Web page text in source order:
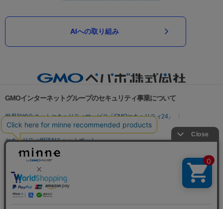
AIへの取り組み
GMOインターネットグループのセキュリティ事業について
世界初総合ネットセキュリティサービス「GMOセキュリティ24」
パスワード漏洩診断
Webサイトリスク診断
セキュリティ相談AIチャットボット
実在証明・盗聴対策
サイバー攻撃対策（GMO Flatt Security）
セキュリティ事業の軌跡